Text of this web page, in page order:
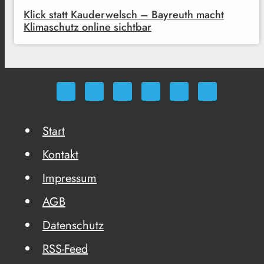
Klick statt Kauderwelsch – Bayreuth macht
Klimaschutz online sichtbar
Start
Kontakt
Impressum
AGB
Datenschutz
RSS-Feed